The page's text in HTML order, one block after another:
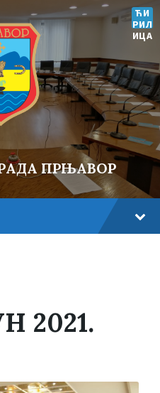
ЋИ
РИЛ
ИЦА
ПРЊАВОР
2021.